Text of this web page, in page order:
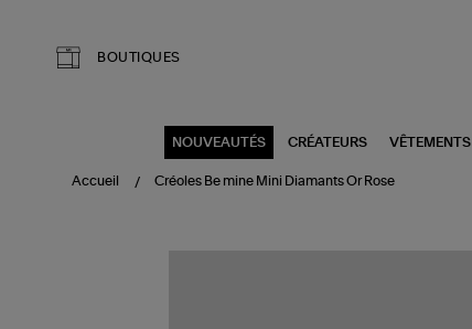
BOUTIQUES
NOUVEAUTÉS CRÉATEURS VÊTEMENTS
Accueil Créoles Be mine Mini Diamants Or Rose